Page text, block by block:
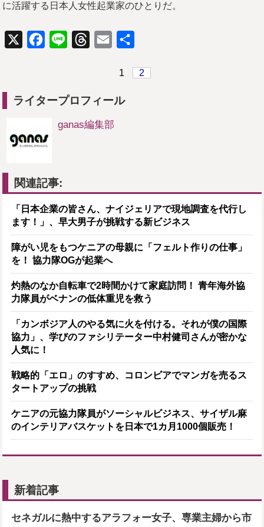
に活躍する日本人女性起業家のひとりだ。
X Facebook
Line ThreadsEmail
1
2
ライタープロフィール
ganas編集部
関連記事:
「日本企業の皆さん、ナイジェリアで現地調査を代行し
ます！」、早大男子が挑戦する新ビジネス
障がい児をもつケニアの母親に「フェルト作りの仕事」
を！ 協力隊OGが起業へ
灼熱のなか自転車で2時間かけて家庭訪問！ 青年海外協
力隊員がベナンの低体重児を救う
「カンボジア人のやる気に火を付ける。それが僕の国際
協力」、学びのファシリテーター中村健司さんが密かな
人気に！
戦略的「エロ」のすすめ、コロンビアでマンガを売るス
タートアップの挑戦
ケニアの元協力隊員がソーシャルビジネス、サイザル麻
のインテリアバスケットを日本で1カ月1000個販売！
新着記事
セネガルに熱中するアラフォー女子、専業主婦から市